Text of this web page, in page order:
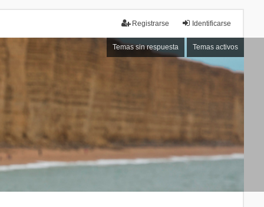
Identificarse
Registrarse
Temas sin respuesta Temas activos